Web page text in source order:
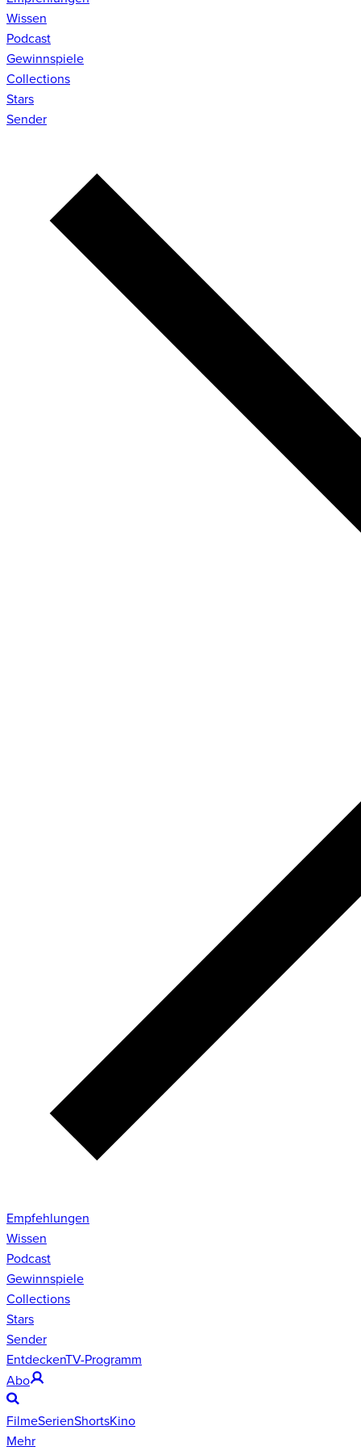
Wissen
Podcast
Gewinnspiele
Collections
Stars
Sender
Empfehlungen
Wissen
Podcast
Gewinnspiele
Collections
Stars
Sender
EntdeckenTV-Programm
Abo
FilmeSerienShortsKino
Mehr